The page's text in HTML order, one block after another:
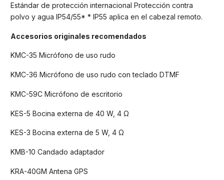
Estándar de protección internacional Protección contra
polvo y agua IP54/55* * IP55 aplica en el cabezal remoto.
Accesorios originales recomendados
KMC-35 Micrófono de uso rudo
KMC-36 Micrófono de uso rudo con teclado DTMF
KMC-59C Micrófono de escritorio
KES-5 Bocina externa de 40 W, 4 Ω
KES-3 Bocina externa de 5 W, 4 Ω
KMB-10 Candado adaptador
KRA-40GM Antena GPS